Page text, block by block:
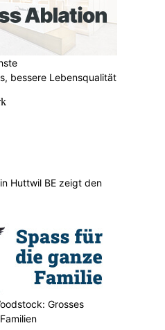
bessere Lebensqualität
Huttwil BE zeigt den
Grosses